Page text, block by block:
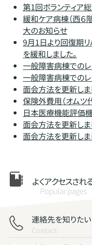
第1回ボランティア
緩和ケア病棟（西
大のお知らせ
9月1日より回復期
を緩和しました。
一般障害病棟での
一般障害病棟での
面会方法を更新しま
保険外費用（オムツ
日本医療機能評価
面会方法を更新しま
面会方法を更新しま
よくアクセスされ
Popular pages
連絡先を知りたい
Contact